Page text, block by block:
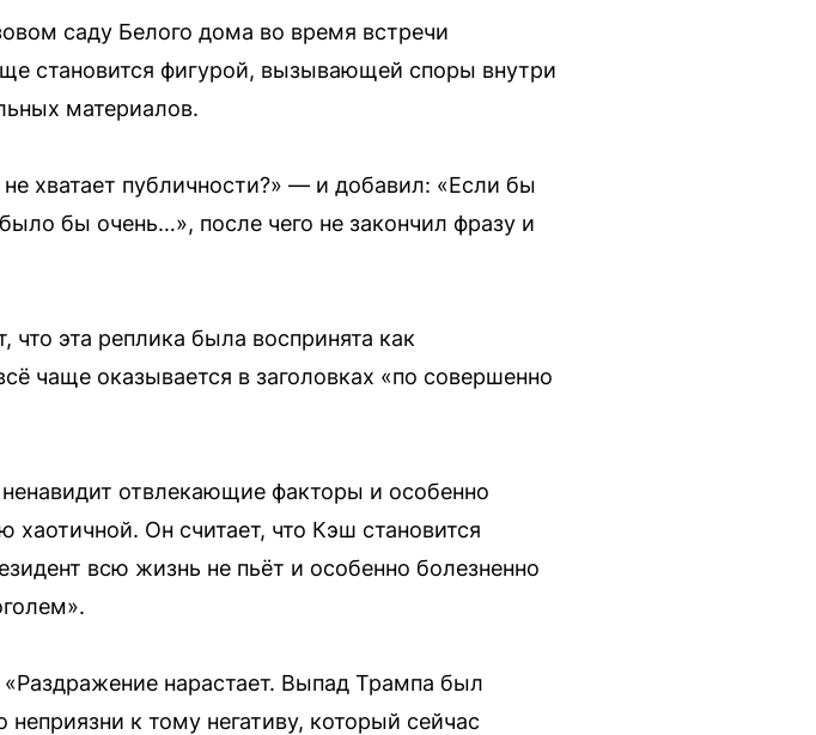
саду Белого дома во время встречи
становится фигурой, вызывающей споры внутри
материалов.
хватает публичности?» — и добавил: «Если бы
бы очень…», после чего не закончил фразу и
эта реплика была воспринята как
чаще оказывается в заголовках «по совершенно
отвлекающие факторы и особенно
Он считает, что Кэш становится
всю жизнь не пьёт и особенно болезненно
нарастает. Выпад Трампа был
к тому негативу, который сейчас